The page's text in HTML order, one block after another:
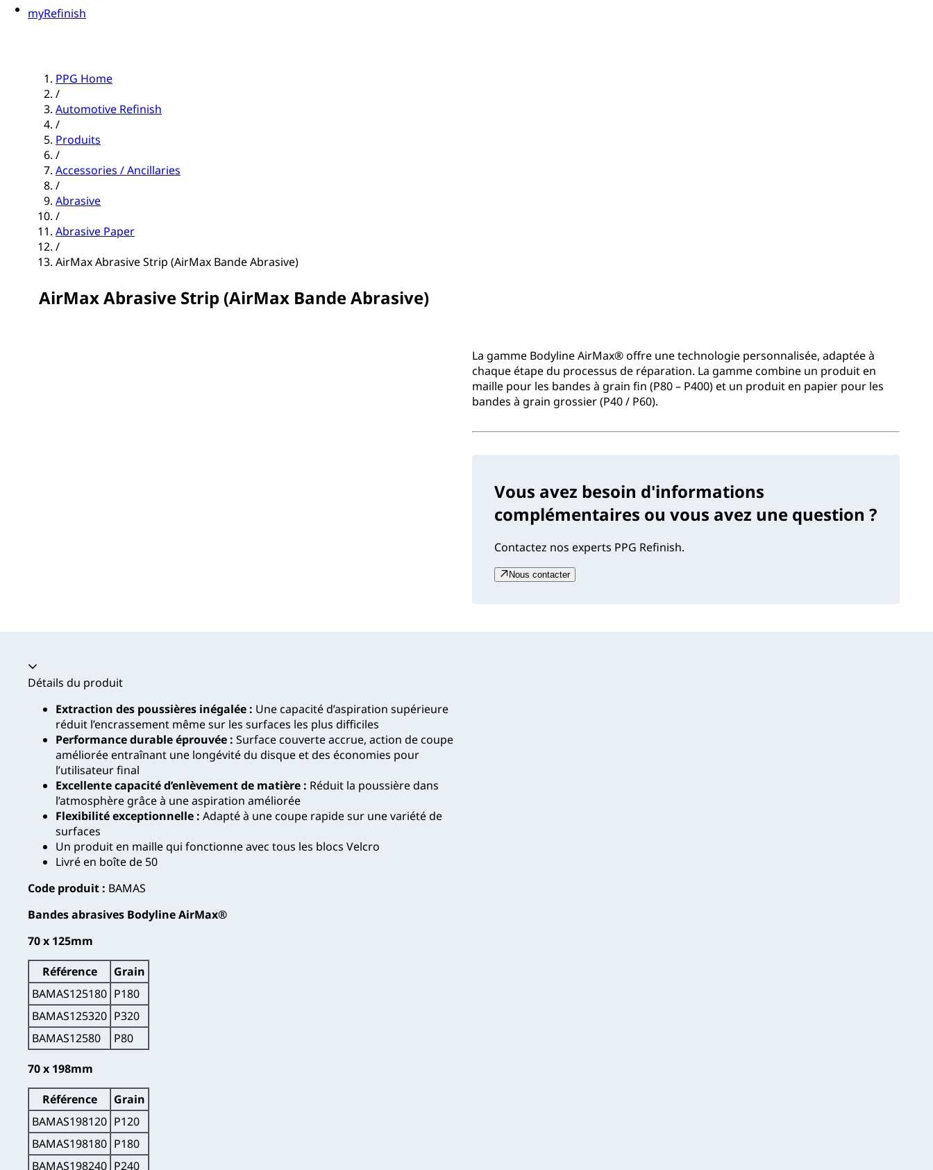
myRefinish
PPG Home
/
Automotive Refinish
/
Produits
/
Accessories / Ancillaries
/
Abrasive
/
Abrasive Paper
/
AirMax Abrasive Strip (AirMax Bande Abrasive)
AirMax Abrasive Strip (AirMax Bande Abrasive)
La gamme Bodyline AirMax® offre une technologie personnalisée, adaptée à
chaque étape du processus de réparation. La gamme combine un produit en
maille pour les bandes à grain fin (P80 – P400) et un produit en papier pour les
bandes à grain grossier (P40 / P60).
Vous avez besoin d'informations
complémentaires ou vous avez une question ?
Contactez nos experts PPG Refinish.
Nous contacter
Accordéon fermé
Détails du produit
Extraction des poussières inégalée : Une capacité d’aspiration supérieure
réduit l’encrassement même sur les surfaces les plus difficiles
Performance durable éprouvée : Surface couverte accrue, action de coupe
améliorée entraînant une longévité du disque et des économies pour
l’utilisateur final
Excellente capacité d’enlèvement de matière : Réduit la poussière dans
l’atmosphère grâce à une aspiration améliorée
Flexibilité exceptionnelle : Adapté à une coupe rapide sur une variété de
surfaces
Un produit en maille qui fonctionne avec tous les blocs Velcro
Livré en boîte de 50
Code produit : BAMAS
Bandes abrasives Bodyline AirMax®
70 x 125mm
Référence
Grain
BAMAS125180 P180
BAMAS125320 P320
BAMAS12580
P80
70 x 198mm
Référence
Grain
BAMAS198120 P120
BAMAS198180 P180
BAMAS198240 P240